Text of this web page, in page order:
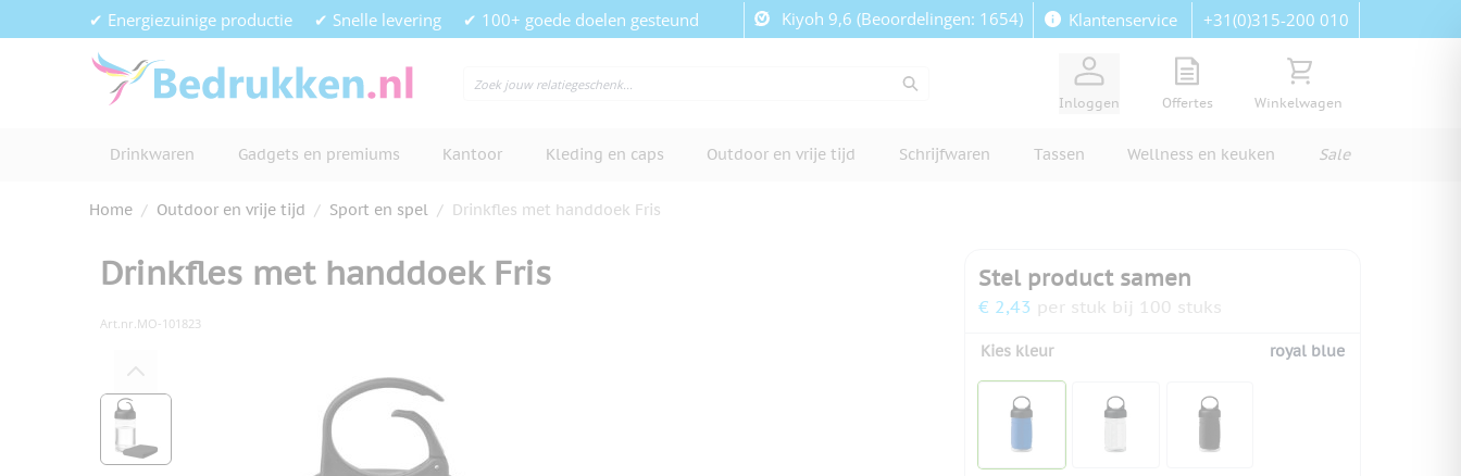
Ga naar de inhoud✔ Energiezuinige productie ✔ Snelle levering ✔ 100+ goede doelen gesteund Kiyoh 9,6 (Beoordelingen: 1654) Klantenservice +31(0)315-200 010
Inloggen
View quote, Quote is empty
Offertes
Bekijk winkelwagen,
Winkelwagen
Drinkwaren Gadgets en premiums Kantoor Kleding en caps Outdoor en vrije tijd Schrijfwaren Tassen Wellness en keuken Sale
Home / Outdoor en vrije tijd / Sport en spel / Drinkfles met handdoek Fris
Drinkfles met handdoek Fris
Art.nr.MO-101823
View larger image
Stel product samen
€ 2,43 per stuk bij 100 stuks
Kies kleur royal blue